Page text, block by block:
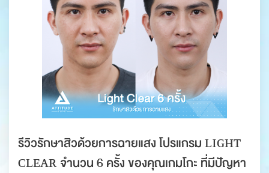
รีวิวรักษาสิวด้วยการฉายแสง โปรแกรม ʟɪɢʜᴛ
ᴄʟᴇᴀʀ จำนวน 6 ครั้ง ของคุณเกมโกะ ที่มีปัญหา